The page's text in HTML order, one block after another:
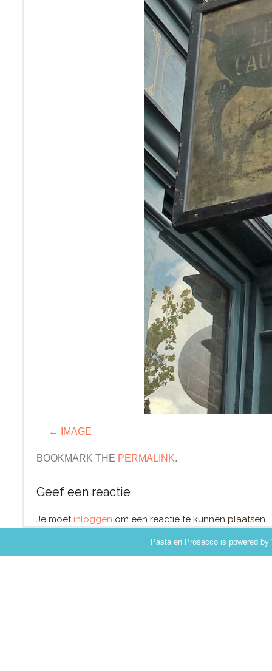
IMAGE
BOOKMARK THE PERMALINK.
Geef een reactie
Je moet inloggen om een reactie te kunnen plaatsen.
Pasta en Prosecco is powered by